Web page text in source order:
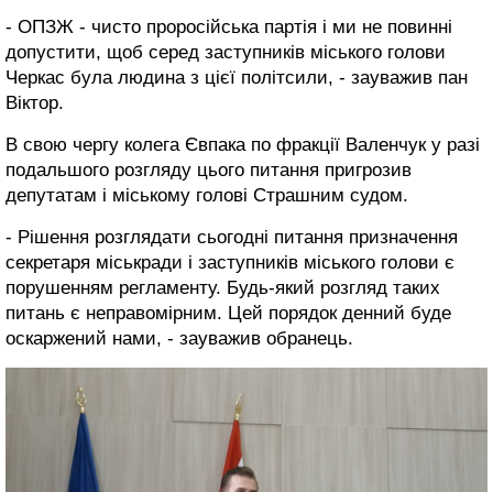
- ОПЗЖ - чисто проросійська партія і ми не повинні
допустити, щоб серед заступників міського голови
Черкас була людина з цієї політсили, - зауважив пан
Віктор.
В свою чергу колега Євпака по фракції Валенчук у разі
подальшого розгляду цього питання пригрозив
депутатам і міському голові Страшним судом.
- Рішення розглядати сьогодні питання призначення
секретаря міськради і заступників міського голови є
порушенням регламенту. Будь-який розгляд таких
питань є неправомірним. Цей порядок денний буде
оскаржений нами, - зауважив обранець.